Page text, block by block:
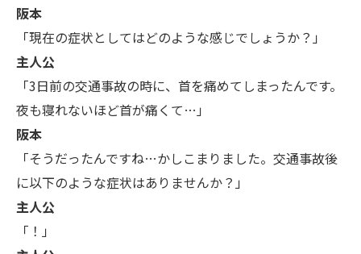
阪本
「現在の症状としてはどのような感じでしょうか？」
主人公
「3日前の交通事故の時に、首を痛めてしまったんです。
夜も寝れないほど首が痛くて…」
阪本
「そうだったんですね…かしこまりました。交通事故後
に以下のような症状はありませんか？」
主人公
「！」